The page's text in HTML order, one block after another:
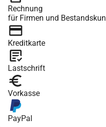
Rechnung
für Firmen und
Kreditkarte
Lastschrift
Vorkasse
PayPal